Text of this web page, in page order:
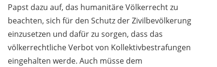
Papst dazu auf, das humanitäre Völkerrecht zu
beachten, sich für den Schutz der Zivilbevölkerung
einzusetzen und dafür zu sorgen, dass das
völkerrechtliche Verbot von Kollektivbestrafungen
eingehalten werde. Auch müsse dem